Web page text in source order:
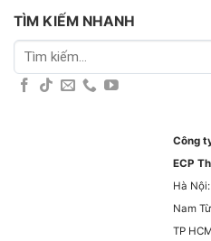
TÌM KIẾM NHANH
Tìm
kiếm:
Công
ECP
Hà
Nam
TP